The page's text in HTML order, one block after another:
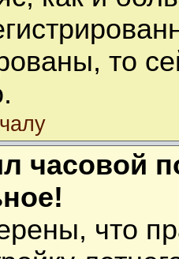
то
часовой
что